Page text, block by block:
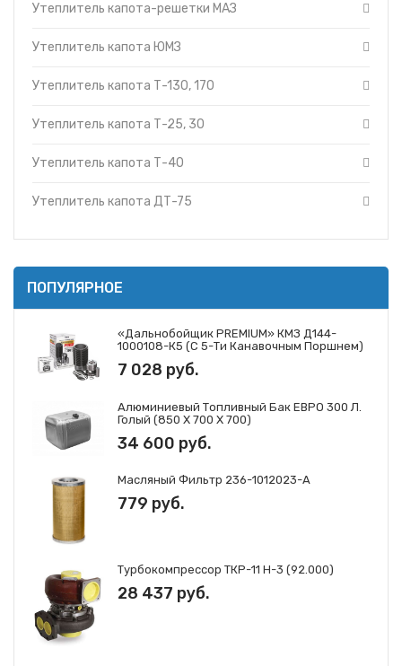
Утеплитель капота-решетки МАЗ
Утеплитель капота ЮМЗ
Утеплитель капота Т-130, 170
Утеплитель капота Т-25, 30
Утеплитель капота Т-40
Утеплитель капота ДТ-75
ПОПУЛЯРНОЕ
«Дальнобойщик PREMIUM» КМЗ Д144-
1000108-К5 (с 5-Ти Канавочным Поршнем)
7 028 руб.
Алюминиевый Топливный Бак ЕВРО 300 Л.
Голый (850 Х 700 Х 700)
34 600 руб.
Масляный Фильтр 236-1012023-А
779 руб.
Турбокомпрессор ТКР-11 Н-3 (92.000)
28 437 руб.